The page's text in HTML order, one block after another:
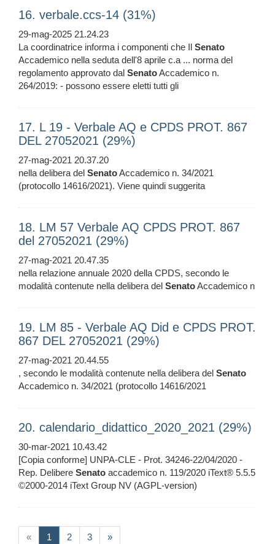
16. verbale.ccs-14 (31%)
29-mag-2025 21.24.23
La coordinatrice informa i componenti che Il Senato
Accademico nella seduta dell'8 aprile c.a ... norma del
regolamento approvato dal SenatoAccademico n.
264/2019: - possono essere eletti tutti gli
17. L 19 - Verbale AQ e CPDS PROT. 867
DEL 27052021 (29%)
27-mag-2021 20.37.20
nella delibera del SenatoAccademico n. 34/2021
(protocollo 14616/2021). Viene quindi suggerita
18. LM 57 Verbale AQ CPDS PROT. 867
del 27052021 (29%)
27-mag-2021 20.47.35
nella relazione annuale 2020 della CPDS, secondo le
modalità contenute nella delibera del SenatoAccademico n
19. LM 85 - Verbale AQ Did e CPDS PROT.
867 DEL 27052021 (29%)
27-mag-2021 20.44.55
, secondo le modalità contenute nella delibera del Senato
Accademico n. 34/2021 (protocollo 14616/2021
20. calendario_didattico_2020_2021 (29%)
30-mar-2021 10.43.42
[Copia conforme] UNPA-CLE - Prot. 34246-22/04/2020 -
Rep. Delibere Senato accademico n. 119/2020 iText® 5.5.5
©2000-2014 iText Group NV (AGPL-version)
« 1 (current)
2 3 »